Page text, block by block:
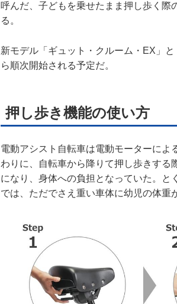
呼んだ、子どもを乗せたまま押し歩く際
る。
新モデル「ギュット・クルーム・EX」
ら順次開始される予定だ。
押し歩き機能の使い方
電動アシスト自転車は電動モーターに
わりに、自転車から降りて押し歩きする
になり、身体への負担となっていた。
では、ただでさえ重い車体に幼児の体重